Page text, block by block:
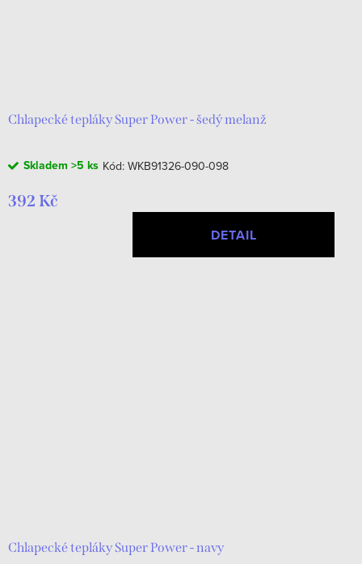
Chlapecké tepláky Super Power - šedý melanž
Skladem >5 ks Kód: WKB91326-090-098
392 Kč
DETAIL
Chlapecké tepláky Super Power - navy